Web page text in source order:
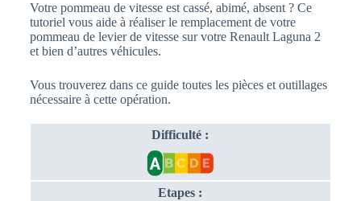
Votre pommeau de vitesse est cassé, abimé, absent ? Ce
tutoriel vous aide à réaliser le remplacement de votre
pommeau de levier de vitesse sur votre Renault Laguna 2
et bien d’autres véhicules.
Vous trouverez dans ce guide toutes les pièces et outillages
nécessaire à cette opération.
Difficulté :
Etapes :